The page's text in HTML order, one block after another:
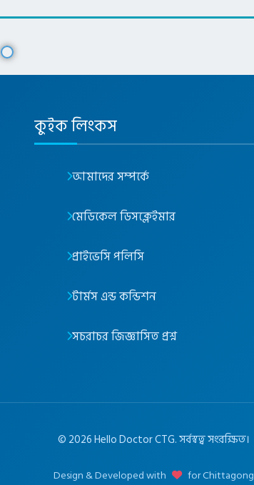
কুইক লিংকস
আমাদের সম্পর্কে
মেডিকেল ডিসক্লেইমার
প্রাইভেসি পলিসি
টার্মস এন্ড কন্ডিশন
সচরাচর জিজ্ঞাসিত প্রশ্ন
© 2026Hello Doctor CTG. সর্বস্বত্ব সংরক্ষিত।
Design & Developed with for Chittagong